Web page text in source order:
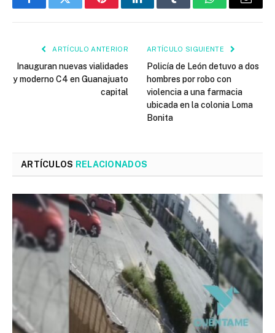
FacebookTwitter PinterestLinkedInTumblr WhatsAppEmail
ARTÍCULO ANTERIOR
Inauguran nuevas vialidades
y moderno C4 en Guanajuato
capital
ARTÍCULO SIGUIENTE
Policía de León detuvo a dos
hombres por robo con
violencia a una farmacia
ubicada en la colonia Loma
Bonita
ARTÍCULOS RELACIONADOS